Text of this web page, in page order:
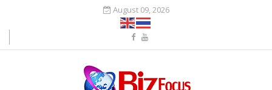
August 09, 2026